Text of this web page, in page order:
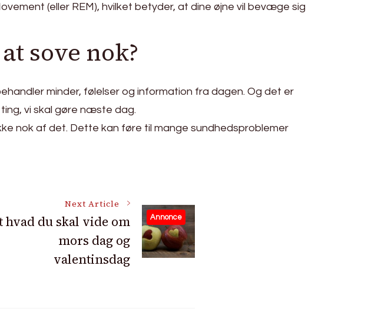
(eller REM), hvilket betyder, at dine øjne vil bevæge sig
sove nok?
minder, følelser og information fra dagen. Og det er
vi skal gøre næste dag.
nok af det. Dette kan føre til mange sundhedsproblemer
Annonce
Next Article
hvad du skal vide om
mors dag og
valentinsdag